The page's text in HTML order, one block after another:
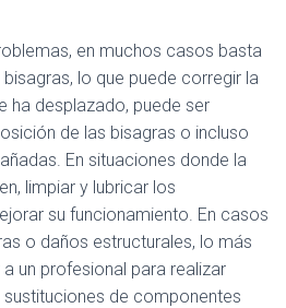
en muchos casos basta
lo que puede corregir la
ha desplazado, puede ser
de las bisagras o incluso
En situaciones donde la
limpiar y lubricar los
su funcionamiento. En casos
o daños estructurales, lo más
un profesional para realizar
de componentes